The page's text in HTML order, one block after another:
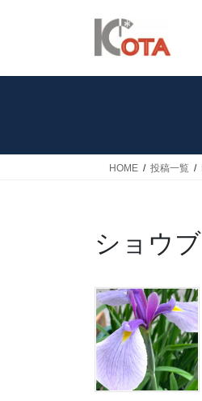
HOME 投稿一覧
ショウブ